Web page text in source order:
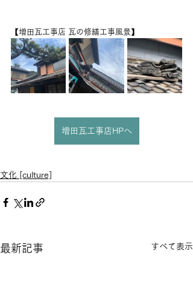
【増田瓦工事店 瓦の修繕工事風景】
増田瓦工事店HPへ
文化 [culture]
最新記事 すべて表示